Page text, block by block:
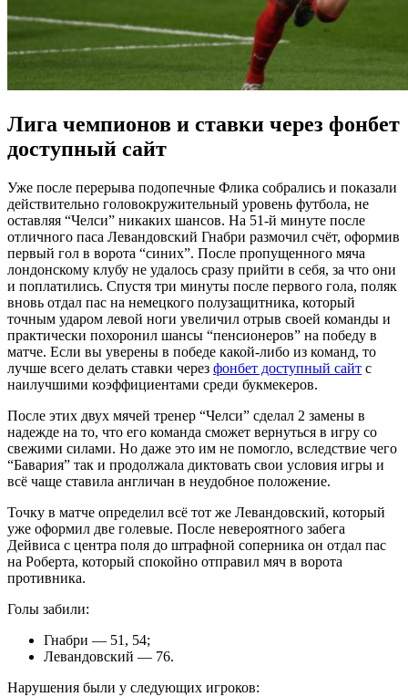
Лига чемпионов и ставки через фонбет
доступный сайт
Уже после перерыва подопечные Флика собрались и показали
действительно головокружительный уровень футбола, не
оставляя “Челси” никаких шансов. На 51-й минуте после
отличного паса Левандовский Гнабри размочил счёт, оформив
первый гол в ворота “синих”. После пропущенного мяча
лондонскому клубу не удалось сразу прийти в себя, за что они
и поплатились. Спустя три минуты после первого гола, поляк
вновь отдал пас на немецкого полузащитника, который
точным ударом левой ноги увеличил отрыв своей команды и
практически похоронил шансы “пенсионеров” на победу в
матче. Если вы уверены в победе какой-либо из команд, то
лучше всего делать ставки через фонбет доступный сайт с
наилучшими коэффициентами среди букмекеров.
После этих двух мячей тренер “Челси” сделал 2 замены в
надежде на то, что его команда сможет вернуться в игру со
свежими силами. Но даже это им не помогло, вследствие чего
“Бавария” так и продолжала диктовать свои условия игры и
всё чаще ставила англичан в неудобное положение.
Точку в матче определил всё тот же Левандовский, который
уже оформил две голевые. После невероятного забега
Дейвиса с центра поля до штрафной соперника он отдал пас
на Роберта, который спокойно отправил мяч в ворота
противника.
Голы забили:
Гнабри — 51, 54;
Левандовский — 76.
Нарушения были у следующих игроков: